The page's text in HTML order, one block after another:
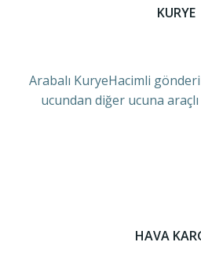
KURYE
Arabalı KuryeHacimli
ucundan diğer ucuna
HAVA